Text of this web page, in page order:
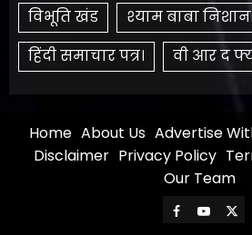
विभूति खंड
श्याम बाबा
हिंदी समाचार पत्र।
​वी आर द
Home About Us Advertise
Disclaimer Privacy Policy
Our Team
Facebook
Youtube
X